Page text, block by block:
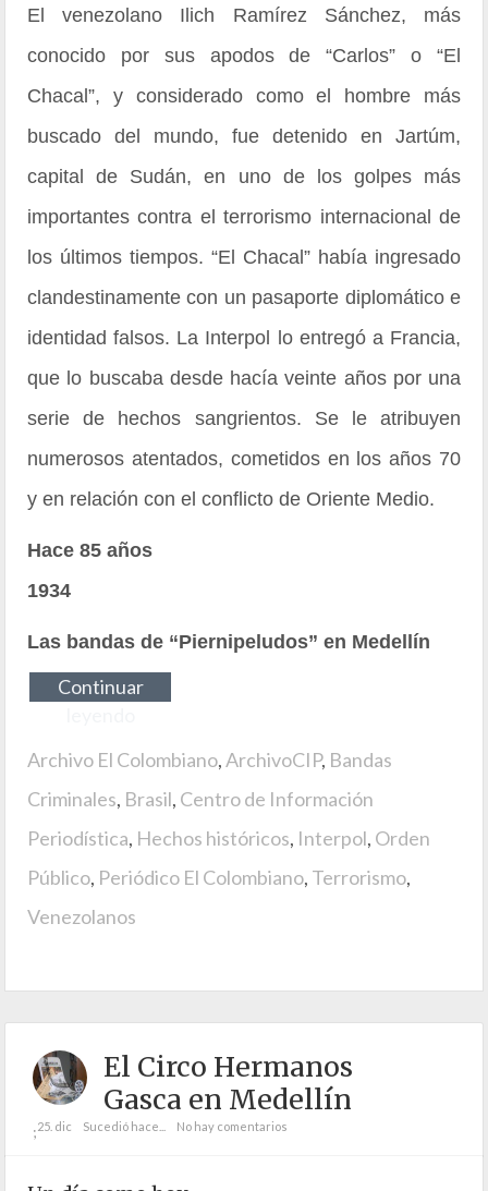
El venezolano Ilich Ramírez Sánchez, más
conocido por sus apodos de “Carlos” o “El
Chacal”, y considerado como el hombre más
buscado del mundo, fue detenido en Jartúm,
capital de Sudán, en uno de los golpes más
importantes contra el terrorismo internacional de
los últimos tiempos. “El Chacal” había ingresado
clandestinamente con un pasaporte diplomático e
identidad falsos. La Interpol lo entregó a Francia,
que lo buscaba desde hacía veinte años por una
serie de hechos sangrientos. Se le atribuyen
numerosos atentados, cometidos en los años 70
y en relación con el conflicto de Oriente Medio.
Hace 85 años
1934
Las bandas de “Piernipeludos” en Medellín
Continuar
Archivo El Colombiano,ArchivoCIP, Bandas
Criminales, Brasil, Centro de Información
Periodística, Hechos históricos, Interpol, Orden
Público, Periódico El Colombiano, Terrorismo,
Venezolanos
El Circo Hermanos
Gasca en Medellín
;25. dic Sucedió hace... No hay comentarios